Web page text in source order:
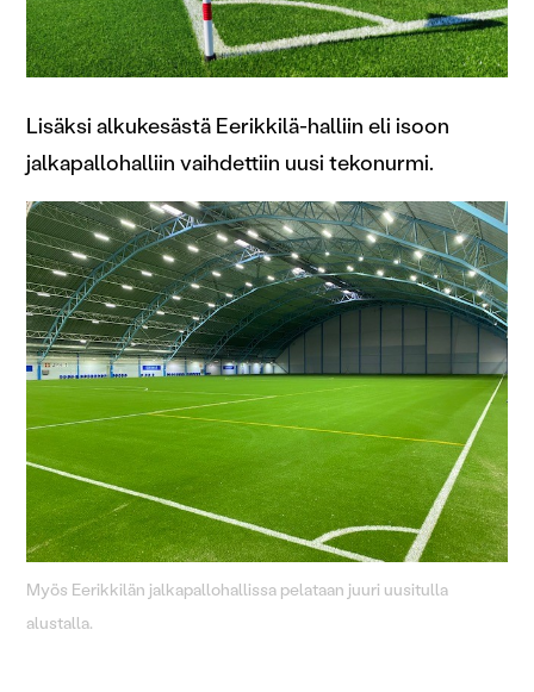
Lisäksi alkukesästä Eerikkilä-halliin eli isoon
jalkapallohalliin vaihdettiin uusi tekonurmi.
Myös Eerikkilän jalkapallohallissa pelataan juuri uusitulla
alustalla.